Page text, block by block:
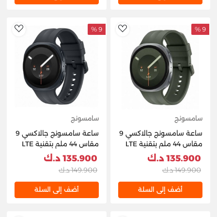
AddToWishlist
9 %
سامسونج
ساعة سامسونج جالاكسي 9
مقاس 44 ملم بتقنية LTE
وشريحة eSIM، لون فضي
135.900 د.ك
149.900 د.ك
أضف إلى السلة
9 %
سامسونج
ساعة سامسونج جالاكسي 9
مقاس 44 ملم بتقنية LTE
وشريحة eSIM، لون جرافيت
135.900 د.ك
149.900 د.ك
أضف إلى السلة